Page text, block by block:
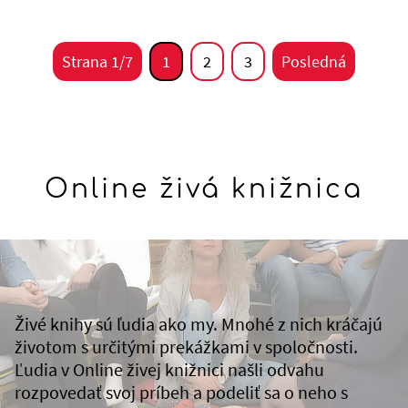
Strana 1/7 1 2 3 Posledná
Online živá knižnica
Živé knihy sú ľudia ako my. Mnohé z nich kráčajú
životom s určitými prekážkami v spoločnosti.
Ľudia v Online živej knižnici našli odvahu
rozpovedať svoj príbeh a podeliť sa o neho s